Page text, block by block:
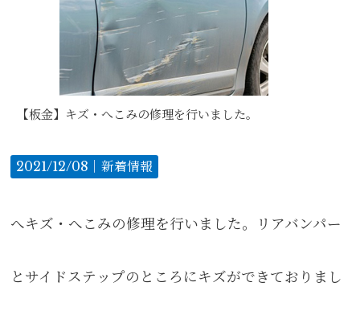
【板金】キズ・へこみの修理を行いました。
2021/12/08｜新着情報
へキズ・へこみの修理を行いました。リアバンパー
とサイドステップのところにキズができておりまし